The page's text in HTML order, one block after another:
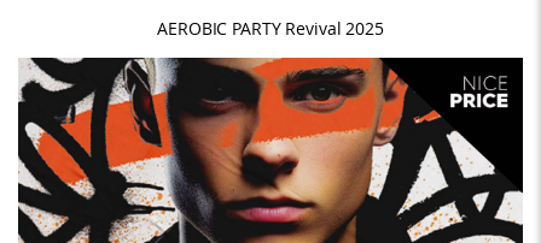
AEROBIC PARTY Revival 2025